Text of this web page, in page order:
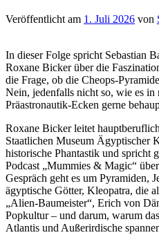
Veröffentlicht am 1. Juli 2026 von
In dieser Folge spricht Sebastian
Roxane Bicker über die
die Frage, ob die Cheops-
Nein, jedenfalls nicht so, wie es in
Präastronautik-Ecken gerne
Roxane Bicker leitet
Staatlichen Museum Ägyptischer
historische Phantastik und spricht
Podcast „Mummies & Magic“
Gespräch geht es um Pyramiden,
ägyptische Götter, Kleopatra, die
„Alien-Baumeister“, Erich von
Popkultur – und darum, warum
Atlantis und Außerirdische